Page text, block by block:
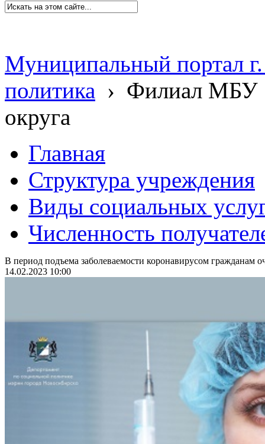
Муниципальный портал
политика › Филиал МБУ
округа
Главная
Структура учреждения
Виды социальных
Численность
В период подъема заболеваемости коронавирусом гражданам
14.02.2023 10:00